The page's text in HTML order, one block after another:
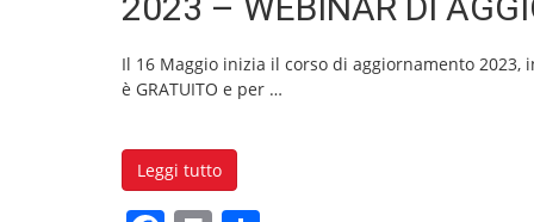
Il 16 Maggio inizia il corso di aggiornamento
è GRATUITO e per …
Leggi tutto